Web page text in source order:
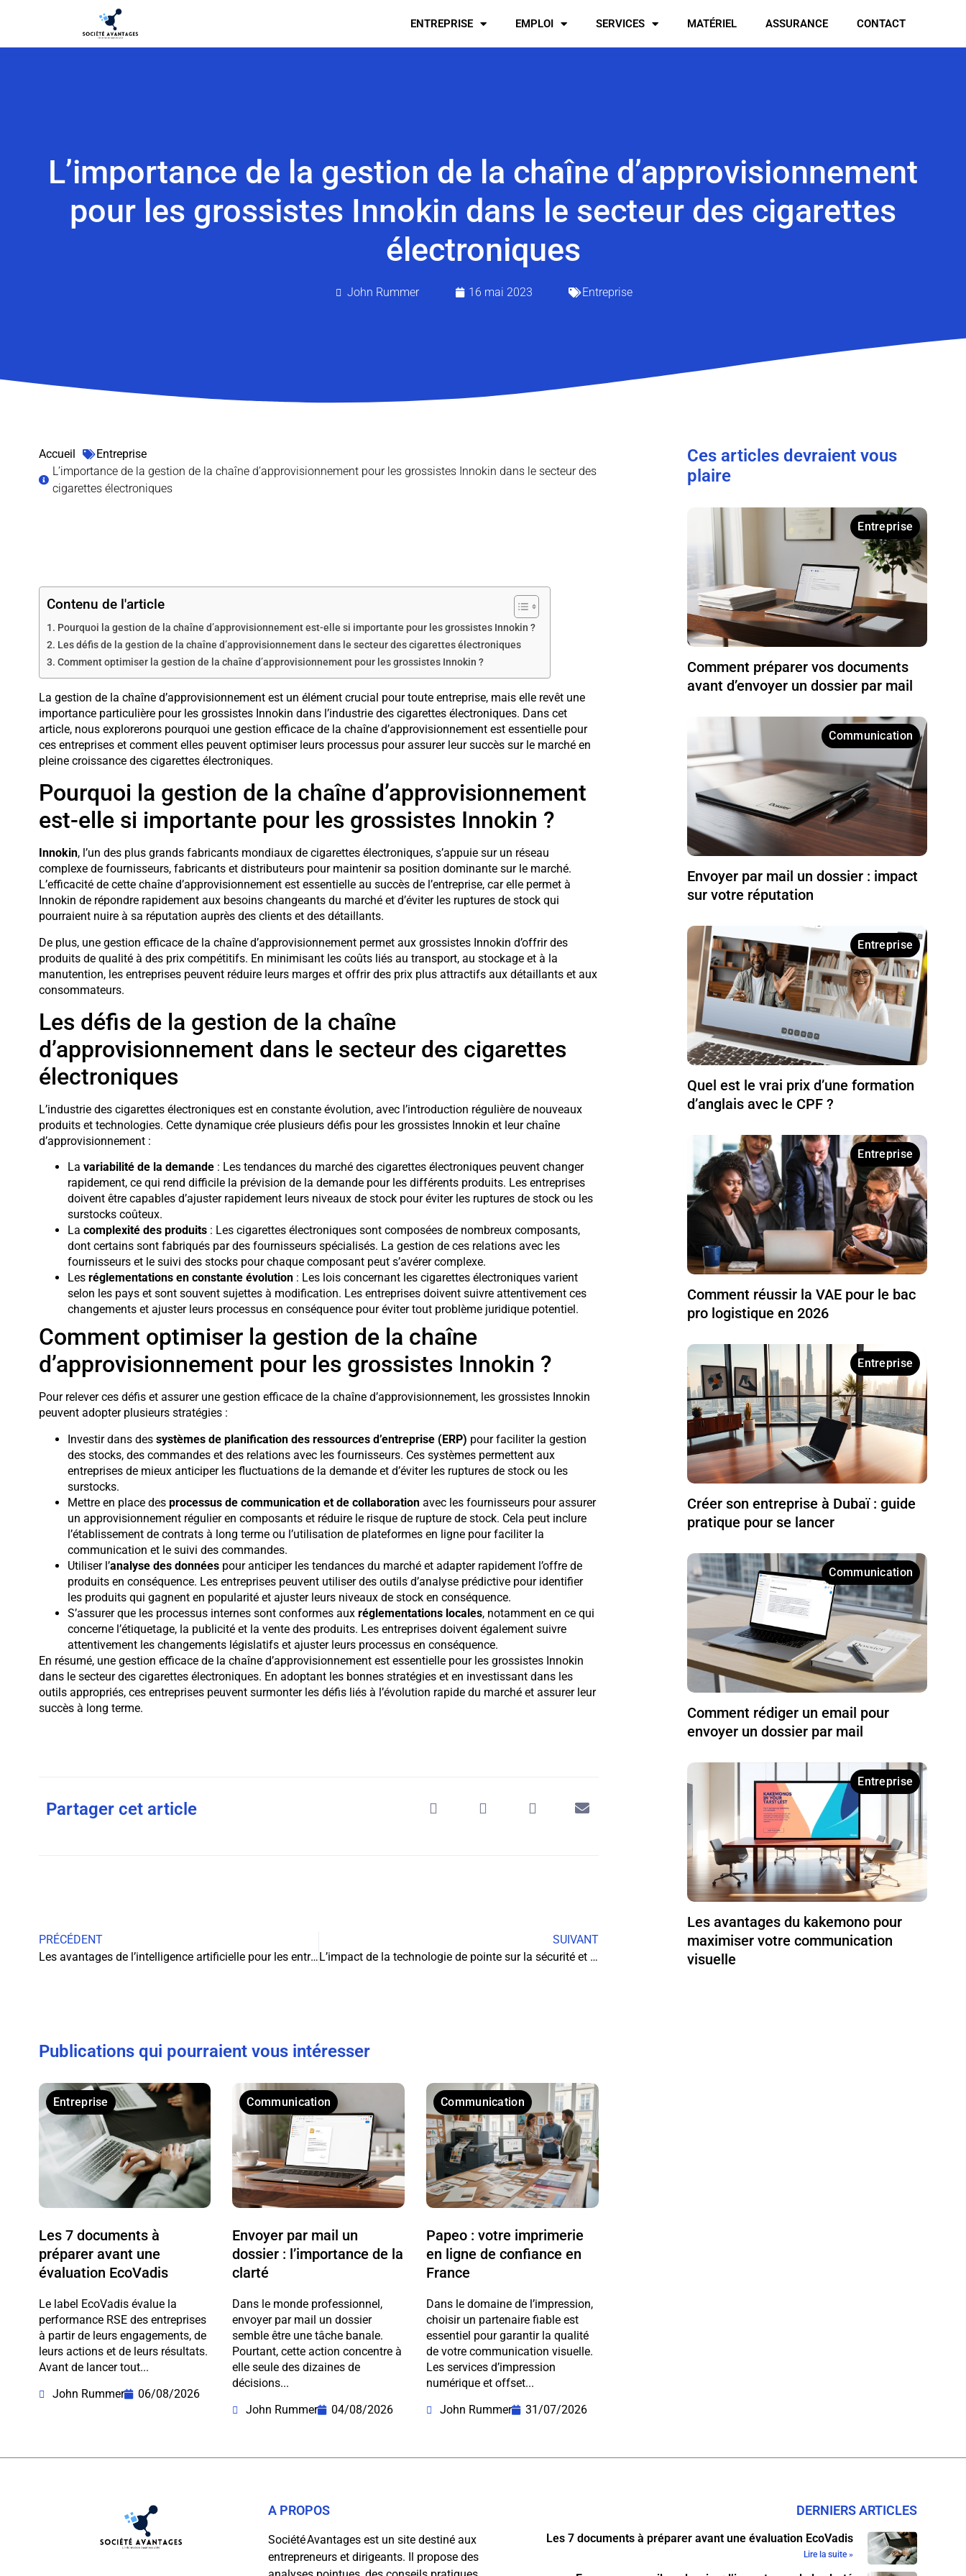
ENTREPRISE EMPLOI SERVICES MATÉRIEL ASSURANCE CONTACT
L’importance de la gestion de la chaîne d’approvisionnement
pour les grossistes Innokin dans le secteur des cigarettes
électroniques
John Rummer 16 mai 2023 Entreprise
Accueil
Entreprise
L’importance de la gestion de la chaîne d’approvisionnement pour les grossistes Innokin dans le secteur des
cigarettes électroniques
Contenu de l'article
Pourquoi la gestion de la chaîne d’approvisionnement est-elle si importante pour les grossistes Innokin ?
Les défis de la gestion de la chaîne d’approvisionnement dans le secteur des cigarettes électroniques
Comment optimiser la gestion de la chaîne d’approvisionnement pour les grossistes Innokin ?
La gestion de la chaîne d’approvisionnement est un élément crucial pour toute entreprise, mais elle revêt une
importance particulière pour les grossistes Innokin dans l’industrie des cigarettes électroniques. Dans cet
article, nous explorerons pourquoi une gestion efficace de la chaîne d’approvisionnement est essentielle pour
ces entreprises et comment elles peuvent optimiser leurs processus pour assurer leur succès sur le marché en
pleine croissance des cigarettes électroniques.
Pourquoi la gestion de la chaîne d’approvisionnement
est-elle si importante pour les grossistes Innokin ?
Innokin, l’un des plus grands fabricants mondiaux de cigarettes électroniques, s’appuie sur un réseau
complexe de fournisseurs, fabricants et distributeurs pour maintenir sa position dominante sur le marché.
L’efficacité de cette chaîne d’approvisionnement est essentielle au succès de l’entreprise, car elle permet à
Innokin de répondre rapidement aux besoins changeants du marché et d’éviter les ruptures de stock qui
pourraient nuire à sa réputation auprès des clients et des détaillants.
De plus, une gestion efficace de la chaîne d’approvisionnement permet aux grossistes Innokin d’offrir des
produits de qualité à des prix compétitifs. En minimisant les coûts liés au transport, au stockage et à la
manutention, les entreprises peuvent réduire leurs marges et offrir des prix plus attractifs aux détaillants et aux
consommateurs.
Les défis de la gestion de la chaîne
d’approvisionnement dans le secteur des cigarettes
électroniques
L’industrie des cigarettes électroniques est en constante évolution, avec l’introduction régulière de nouveaux
produits et technologies. Cette dynamique crée plusieurs défis pour les grossistes Innokin et leur chaîne
d’approvisionnement :
La variabilité de la demande: Les tendances du marché des cigarettes électroniques peuvent changer
rapidement, ce qui rend difficile la prévision de la demande pour les différents produits. Les entreprises
doivent être capables d’ajuster rapidement leurs niveaux de stock pour éviter les ruptures de stock ou les
surstocks coûteux.
La complexité des produits: Les cigarettes électroniques sont composées de nombreux composants,
dont certains sont fabriqués par des fournisseurs spécialisés. La gestion de ces relations avec les
fournisseurs et le suivi des stocks pour chaque composant peut s’avérer complexe.
Les réglementations en constante évolution: Les lois concernant les cigarettes électroniques varient
selon les pays et sont souvent sujettes à modification. Les entreprises doivent suivre attentivement ces
changements et ajuster leurs processus en conséquence pour éviter tout problème juridique potentiel.
Comment optimiser la gestion de la chaîne
d’approvisionnement pour les grossistes Innokin ?
Pour relever ces défis et assurer une gestion efficace de la chaîne d’approvisionnement, les grossistes Innokin
peuvent adopter plusieurs stratégies :
Investir dans des systèmes de planification des ressources d’entreprise (ERP) pour faciliter la gestion
des stocks, des commandes et des relations avec les fournisseurs. Ces systèmes permettent aux
entreprises de mieux anticiper les fluctuations de la demande et d’éviter les ruptures de stock ou les
surstocks.
Mettre en place des processus de communication et de collaborationavec les fournisseurs pour assurer
un approvisionnement régulier en composants et réduire le risque de rupture de stock. Cela peut inclure
l’établissement de contrats à long terme ou l’utilisation de plateformes en ligne pour faciliter la
communication et le suivi des commandes.
Utiliser l’analyse des donnéespour anticiper les tendances du marché et adapter rapidement l’offre de
produits en conséquence. Les entreprises peuvent utiliser des outils d’analyse prédictive pour identifier
les produits qui gagnent en popularité et ajuster leurs niveaux de stock en conséquence.
S’assurer que les processus internes sont conformes aux réglementations locales, notamment en ce qui
concerne l’étiquetage, la publicité et la vente des produits. Les entreprises doivent également suivre
attentivement les changements législatifs et ajuster leurs processus en conséquence.
En résumé, une gestion efficace de la chaîne d’approvisionnement est essentielle pour les grossistes Innokin
dans le secteur des cigarettes électroniques. En adoptant les bonnes stratégies et en investissant dans les
outils appropriés, ces entreprises peuvent surmonter les défis liés à l’évolution rapide du marché et assurer leur
succès à long terme.
Partager cet article
PRÉCÉDENT
Les avantages de l’intelligence artificielle pour les entreprises de VTC
SUIVANT
L’impact de la technologie de pointe sur la sécurité et la performance des chaussures de sécurité
Publications qui pourraient vous intéresser
Entreprise
Les 7 documents à
préparer avant une
évaluation EcoVadis
Le label EcoVadis évalue la
performance RSE des entreprises
à partir de leurs engagements, de
leurs actions et de leurs résultats.
Avant de lancer tout...
John Rummer
06/08/2026
Communication
Envoyer par mail un
dossier : l’importance de la
clarté
Dans le monde professionnel,
envoyer par mail un dossier
semble être une tâche banale.
Pourtant, cette action concentre à
elle seule des dizaines de
décisions...
John Rummer
04/08/2026
Communication
Papeo : votre imprimerie
en ligne de confiance en
France
Dans le domaine de l’impression,
choisir un partenaire fiable est
essentiel pour garantir la qualité
de votre communication visuelle.
Les services d’impression
numérique et offset...
John Rummer
31/07/2026
Ces articles devraient vous
plaire
Entreprise
Comment préparer vos documents
avant d’envoyer un dossier par mail
Communication
Envoyer par mail un dossier : impact
sur votre réputation
Entreprise
Quel est le vrai prix d’une formation
d’anglais avec le CPF ?
Entreprise
Comment réussir la VAE pour le bac
pro logistique en 2026
Entreprise
Créer son entreprise à Dubaï : guide
pratique pour se lancer
Communication
Comment rédiger un email pour
envoyer un dossier par mail
Entreprise
Les avantages du kakemono pour
maximiser votre communication
visuelle
A PROPOS
Société Avantages est un site destiné aux
entrepreneurs et dirigeants. Il propose des
DERNIERS ARTICLES
Les 7 documents à préparer avant une évaluation EcoVadis
Lire la suite »